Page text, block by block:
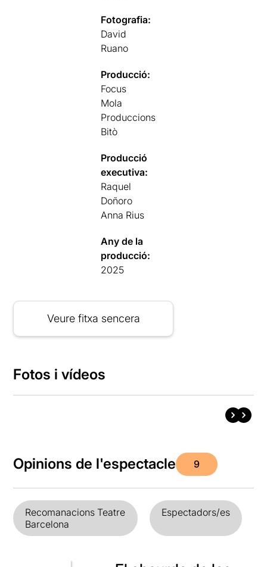
Fotografia:
David
Ruano
Producció:
Focus
Mola
Produccions
Bitò
Producció
executiva:
Raquel
Doñoro
Anna Rius
Any de la
producció:
2025
Veure fitxa sencera
Fotos i vídeos
Opinions de l'espectacle 9
Recomanacions Teatre
Barcelona
Espectadors/es